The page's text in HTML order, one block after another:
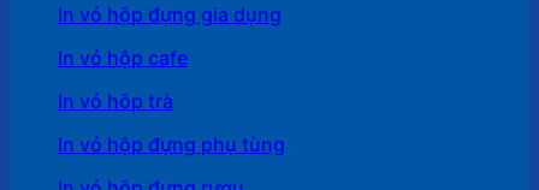
In vỏ hộp đựng gia dụng
In vỏ hộp cafe
In vỏ hôp trà
In vỏ hộp đựng phụ tùng